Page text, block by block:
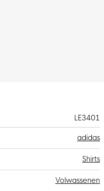
gekenmerkt door de
gemaakt met
LE3401
adidas
Shirts
Volwassenen